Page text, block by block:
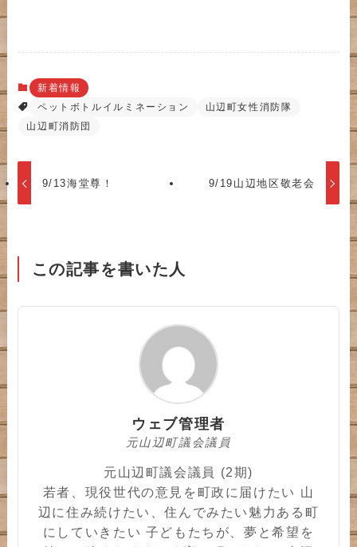
新着情報
ペットボトルイルミネーション
山辺町女性消防隊
山辺町消防団
9/13海堂尊！ 9/19山辺地区敬老会
この記事を書いた人
ウェブ管理者
元山辺町議会議員
元山辺町議会議員 (2期)
若者、現役世代の意見を町政に届けたい 山
辺に住み続けたい、住んでみたい魅力ある町
にしていきたい 子どもたちが、夢と希望を